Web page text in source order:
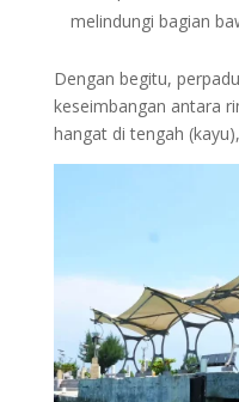
melindungi bagian
Dengan begitu,
keseimbangan antara
hangat di tengah